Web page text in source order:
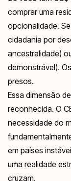
comprar uma
opcionalidade.
cidadania por
ancestralidade)
demonstrável).
presos.
Essa dimensão
reconhecida. O
necessidade do
em países
uma realidade
cruzam.